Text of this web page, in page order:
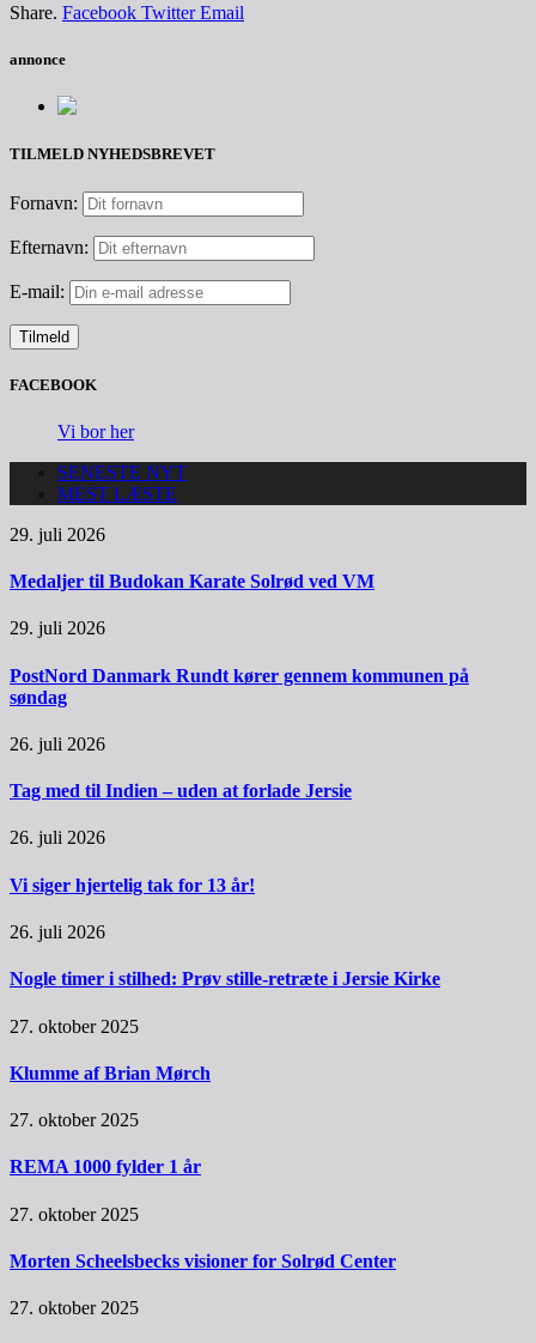
Share. Facebook Twitter Email
annonce
TILMELD NYHEDSBREVET
Fornavn:
Efternavn:
E-mail:
FACEBOOK
Vi bor her
SENESTE NYT
MEST LÆSTE
29. juli 2026
Medaljer til Budokan Karate Solrød ved VM
29. juli 2026
PostNord Danmark Rundt kører gennem kommunen på
søndag
26. juli 2026
Tag med til Indien – uden at forlade Jersie
26. juli 2026
Vi siger hjertelig tak for 13 år!
26. juli 2026
Nogle timer i stilhed: Prøv stille-retræte i Jersie Kirke
27. oktober 2025
Klumme af Brian Mørch
27. oktober 2025
REMA 1000 fylder 1 år
27. oktober 2025
Morten Scheelsbecks visioner for Solrød Center
27. oktober 2025